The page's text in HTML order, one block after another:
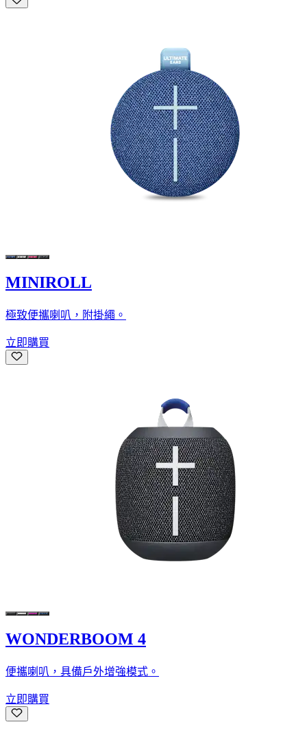
MINIROLL
極致便攜喇叭，附掛繩。
立即購買
WONDERBOOM 4
便攜喇叭，具備戶外增強模式。
立即購買